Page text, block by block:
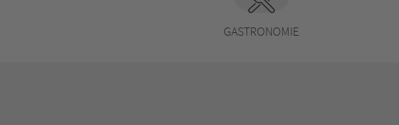
GASTRONOMIE